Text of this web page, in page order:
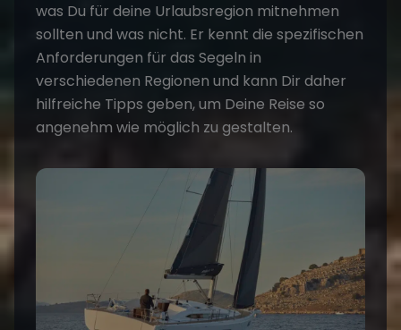
was Du für deine Urlaubsregion mitnehmen
sollten und was nicht. Er kennt die spezifischen
Anforderungen für das Segeln in
verschiedenen Regionen und kann Dir daher
hilfreiche Tipps geben, um Deine Reise so
angenehm wie möglich zu gestalten.